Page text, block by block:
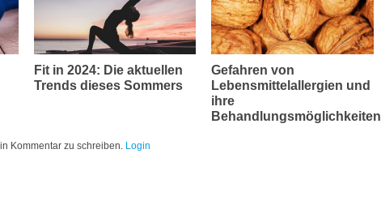
Fit in 2024: Die aktuellen
Trends dieses Sommers
Gefahren von
Lebensmittelallergien und
ihre
Behandlungsmöglichkeiten
Kommentar zu schreiben. Login